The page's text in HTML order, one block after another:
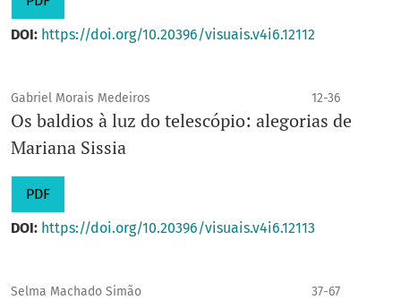
DOI: https://doi.org/10.20396/visuais.v4i6.12112
Gabriel Morais Medeiros 12-36
Os baldios à luz do telescópio: alegorias de
Mariana Sissia
PDF
DOI: https://doi.org/10.20396/visuais.v4i6.12113
Selma Machado Simão 37-67